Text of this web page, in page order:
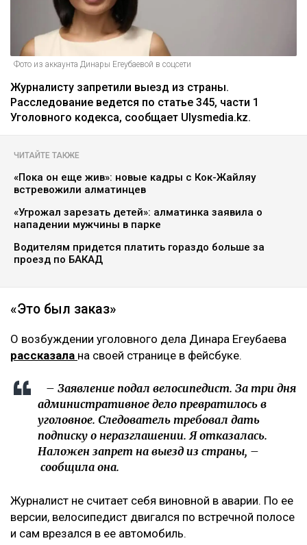
Фото из аккаунта Динары Егеубаевой в соцсети
Журналисту запретили выезд из страны.
Расследование ведется по статье 345, части 1
Уголовного кодекса, сообщает Ulysmedia.kz.
ЧИТАЙТЕ ТАКЖЕ
«Пока он еще жив»: новые кадры с Кок-Жайляу
встревожили алматинцев
«Угрожал зарезать детей»: алматинка заявила о
нападении мужчины в парке
Водителям придется платить гораздо больше за
проезд по БАКАД
«Это был заказ»
О возбуждении уголовного дела Динара Егеубаева
рассказала на своей странице в фейсбуке.
– Заявление подал велосипедист. За три дня
административное дело превратилось в
уголовное. Следователь требовал дать
подписку о неразглашении. Я отказалась.
Наложен запрет на выезд из страны, –
сообщила она.
Журналист не считает себя виновной в аварии. По ее
версии, велосипедист двигался по встречной полосе
и сам врезался в ее автомобиль.